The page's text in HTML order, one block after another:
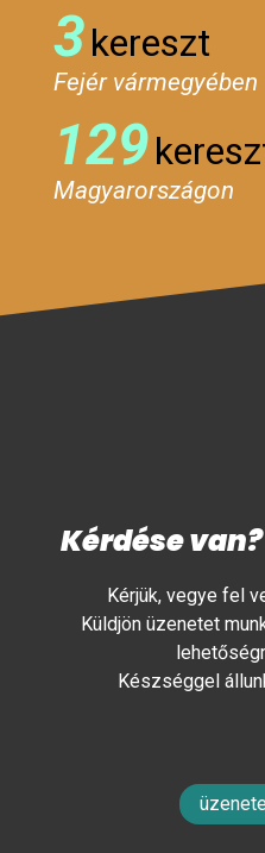
3kereszt
Fejér vármegyében
129
Magyarországon
Kérdése
Kérjük, vegye fel
Küldjön üzenetet
Készséggel